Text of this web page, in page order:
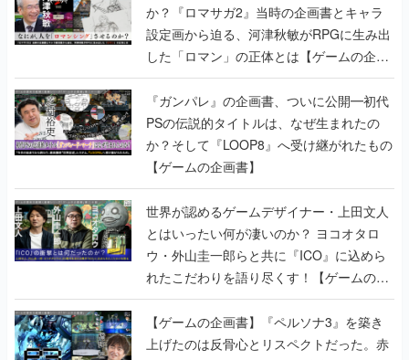
か？『ロマサガ2』当時の企画書とキャラ
設定画から迫る、河津秋敏がRPGに生み出
した「ロマン」の正体とは【ゲームの企画
書】
『ガンパレ』の企画書、ついに公開━初代
PSの伝説的タイトルは、なぜ生まれたの
か？そして『LOOP8』へ受け継がれたもの
【ゲームの企画書】
世界が認めるゲームデザイナー・上田文人
とはいったい何が凄いのか？ ヨコオタロ
ウ・外山圭一郎らと共に『ICO』に込めら
れたこだわりを語り尽くす！【ゲームの企
画書】
【ゲームの企画書】『ペルソナ3』を築き
上げたのは反骨心とリスペクトだった。赤